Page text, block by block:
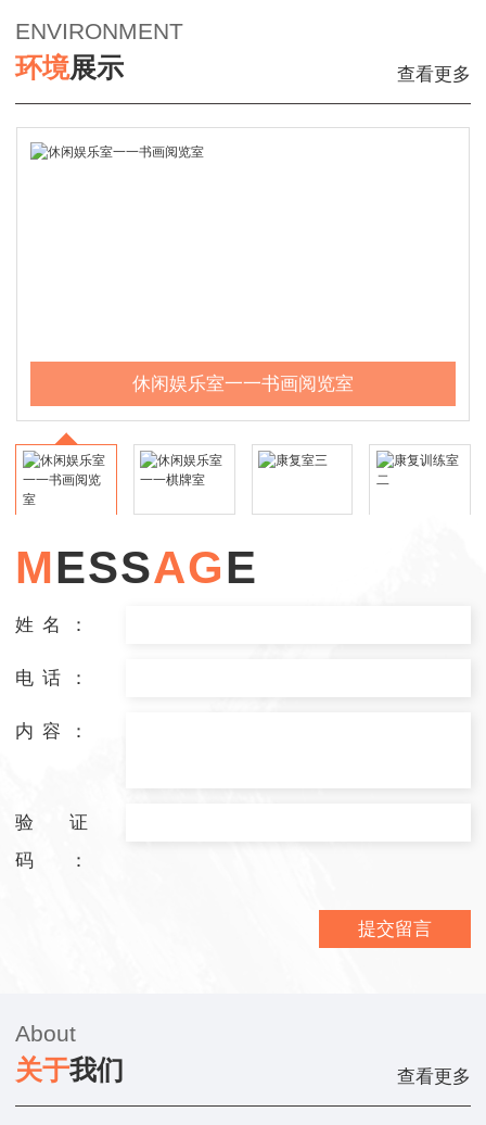
ENVIRONMENT
环境展示 查看更多
休闲娱乐室一一书画阅览室
MESSAGE
姓名：
电话：
内容：
验证
码：
提交留言
About
关于我们 查看更多